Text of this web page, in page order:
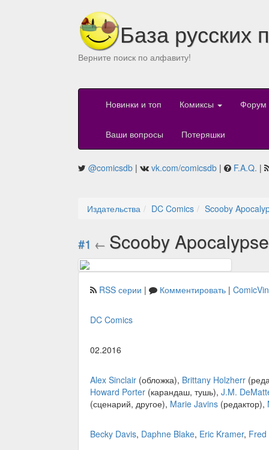
База русских
Верните поиск по алфавиту!
Новинки и топ Комиксы Форум
Ваши вопросы Потеряшки
@comicsdb | vk.com/comicsdb | F.A.Q. |
Издательства DC Comics Scooby
#1 ← Scooby
RSS серии | Комментировать |
DC Comics
02.2016
Alex Sinclair (обложка), Brittany Holzherr
Howard Porter (карандаш, тушь), J.M.
(сценарий, другое), Marie Javins (редактор),
Becky Davis, Daphne Blake, Eric Kramer, Fred